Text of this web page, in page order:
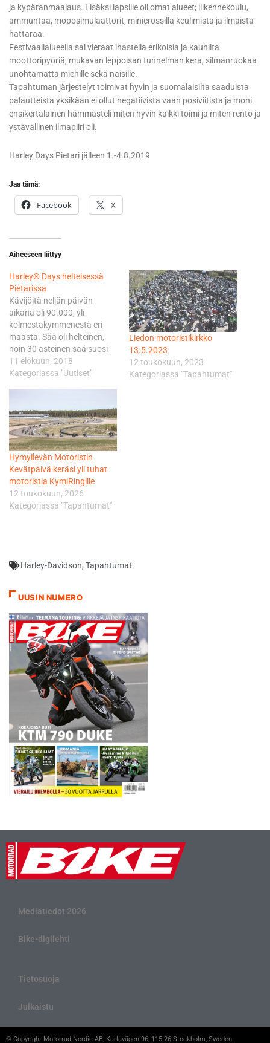
ja kypäränmaalaus. Lisäksi lapsille oli omat alueet; liikennekoulu,
ammuntaa, moposimulaattorit, minicrossilla keulimista ja ilmaista
hattaraa.
Festivaalialueella sai vieraat ihastella erikoisia ja kauniita
moottoripyöriä, mukavan leppoisan tunnelman kera, silmänruokaa
unohtamatta miehille sekä naisille.
Tapahtuman järjestelyt toimivat hyvin ja suomalaisilta saaduista
palautteista yksikään ei ollut negatiivista vaan posiviitista ja moni
ensikertalainen hämmästeli miten hyvin kaikki toimi ja miten rento ja
ystävällinen ilmapiiri oli.
Harley Days Pietari jälleen 1.-4.8.2019
Jaa tämä:
Facebook X
Aiheeseen liittyy
Harley® Days helteisessä
Pietarissa
Kävijöitä neljän päivän
aikana oli 90.000, yli
kolmestakymmenestä eri
maasta. Sää oli helteinen,
noin 30 asteinen sää suosi
vieraita koko viikonlopun.
Festivaaliin oli perinteisesti
osallistui huikeat 4000
motoristia. Paraati on yksi
Euroopan suurimmista.
Tänä vuonna paraati oli
saanut uuden reitin ja reitti
kulki mm. uusia siltoja…
11 elokuun, 2018
Kategoriassa "Uutiset"
Liedon motoristikirkko
13.5.2023
12 toukokuun, 2023
Kategoriassa "Tapahtumat"
Hymyilevän Motoristin
Kevätpäivä keräsi yli tuhat
motoristia KymiRingille
12 toukokuun, 2026
Kategoriassa "Tapahtumat"
Harley-Davidson, Tapahtumat
UUSIN NUMERO
Mediatiedot 2026
Bike-digilehti
Tietosuoja
Julkaistu
© Copyright Motorrad Nordic AB, Karlavägen 96, 115 26 Stockholm, Sweden